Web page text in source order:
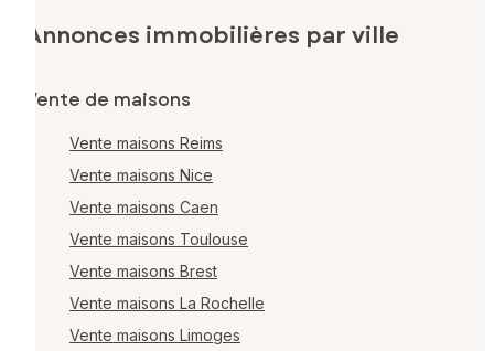
Annonces immobilières par ville
Vente de maisons
Vente maisons Reims
Vente maisons Nice
Vente maisons Caen
Vente maisons Toulouse
Vente maisons Brest
Vente maisons La Rochelle
Vente maisons Limoges